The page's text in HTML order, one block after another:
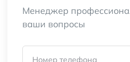
Менеджер
ваши вопросы
Номер телефона